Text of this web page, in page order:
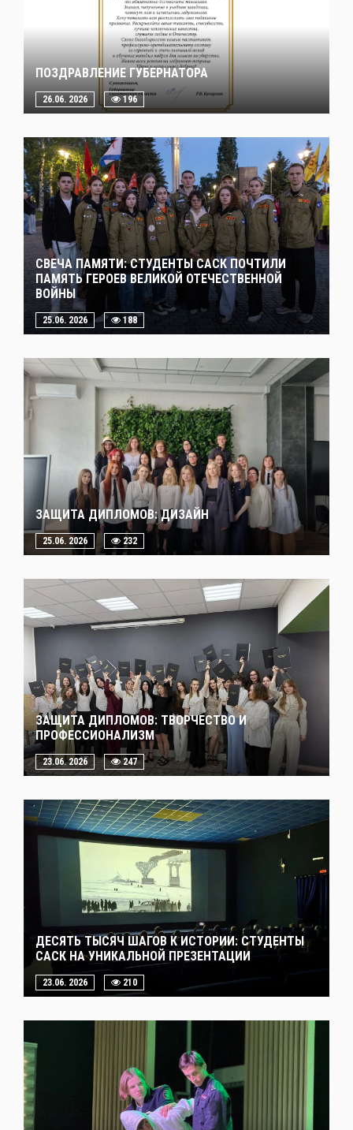
ПОЗДРАВЛЕНИЕ ГУБЕРНАТОРА
26.06. 2026 196
СВЕЧА ПАМЯТИ: СТУДЕНТЫ САСК ПОЧТИЛИ
ПАМЯТЬ ГЕРОЕВ ВЕЛИКОЙ ОТЕЧЕСТВЕННОЙ
ВОЙНЫ
25.06. 2026 188
ЗАЩИТА ДИПЛОМОВ: ДИЗАЙН
25.06. 2026 232
ЗАЩИТА ДИПЛОМОВ: ТВОРЧЕСТВО И
ПРОФЕССИОНАЛИЗМ
23.06. 2026 247
ДЕСЯТЬ ТЫСЯЧ ШАГОВ К ИСТОРИИ: СТУДЕНТЫ
САСК НА УНИКАЛЬНОЙ ПРЕЗЕНТАЦИИ
23.06. 2026 210